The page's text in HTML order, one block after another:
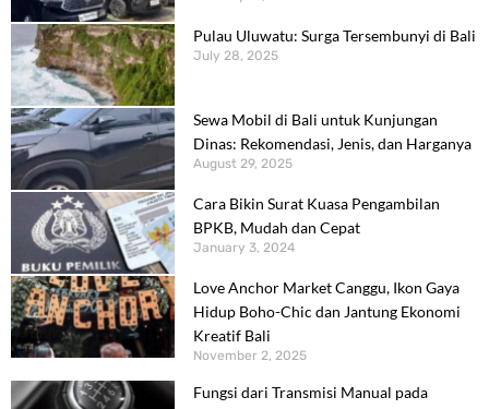
Pulau Uluwatu: Surga Tersembunyi di Bali
July 28, 2025
Sewa Mobil di Bali untuk Kunjungan
Dinas: Rekomendasi, Jenis, dan Harganya
August 29, 2025
Cara Bikin Surat Kuasa Pengambilan
BPKB, Mudah dan Cepat
January 3, 2024
Love Anchor Market Canggu, Ikon Gaya
Hidup Boho-Chic dan Jantung Ekonomi
Kreatif Bali
November 2, 2025
Fungsi dari Transmisi Manual pada